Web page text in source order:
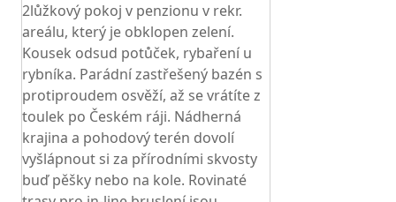
2lůžkový pokoj v penzionu v rekr.
areálu, který je obklopen zelení.
Kousek odsud potůček, rybaření u
rybníka. Parádní zastřešený bazén s
protiproudem osvěží, až se vrátíte z
toulek po Českém ráji. Nádherná
krajina a pohodový terén dovolí
vyšlápnout si za přírodními skvosty
buď pěšky nebo na kole. Rovinaté